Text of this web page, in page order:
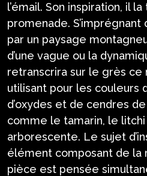
l’émail. Son inspiration, il
promenade. S’imprégnant
par un paysage
d’une vague ou la
retranscrira sur le grès ce
utilisant pour les couleurs
d’oxydes et de cendres
comme le tamarin, le
arborescente. Le sujet
élément composant de la
pièce est pensée